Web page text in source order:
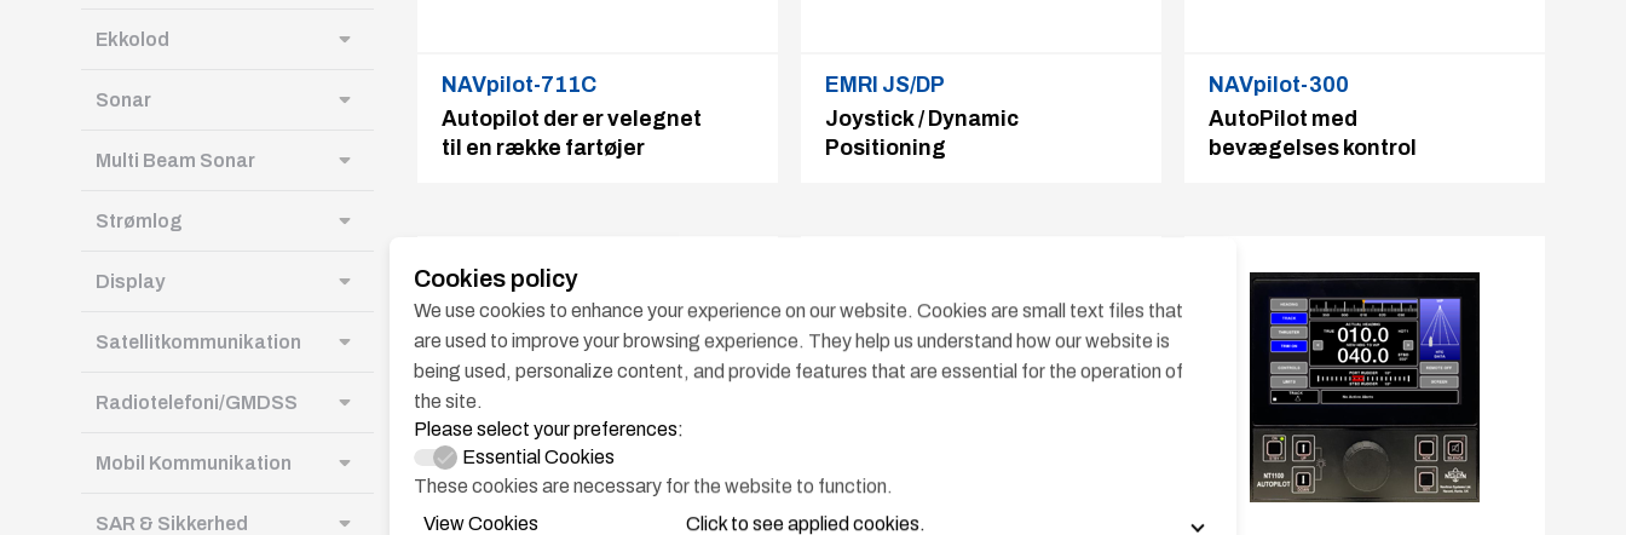
Ekkolod
Sonar
Multi Beam Sonar
Strømlog
Display
Satellitkommunikation
Radiotelefoni/GMDSS
Mobil Kommunikation
SAR & Sikkerhed
NAVpilot-711C
Autopilot der er velegnet
til en række fartøjer
EMRI JS/DP
Joystick / Dynamic
Positioning
NAVpilot-300
AutoPilot med
bevægelses kontrol
Cookies policy
We use cookies to enhance your experience on our website. Cookies are small text files that
are used to improve your browsing experience. They help us understand how our website is
being used, personalize content, and provide features that are essential for the operation of
the site.
Please select your preferences:
Essential Cookies
These cookies are necessary for the website to function.
View Cookies
Click to see applied cookies.